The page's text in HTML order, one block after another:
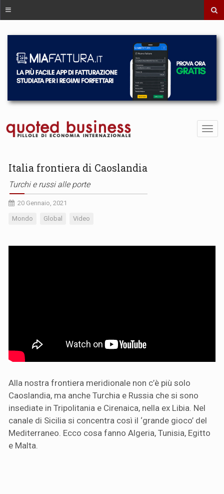
Italia frontiera di Caoslandia
Turchi e russi alle porte
20 Gennaio, 2021
Mondo Global Video
Alla nostra frontiera meridionale non c’è più solo
Caoslandia, ma anche Turchia e Russia che si sono
insediate in Tripolitania e Cirenaica, nella ex Libia. Nel
canale di Sicilia si concentra così il ‘grande gioco’ del
Mediterraneo. Ecco cosa fanno Algeria, Tunisia, Egitto
e Malta.